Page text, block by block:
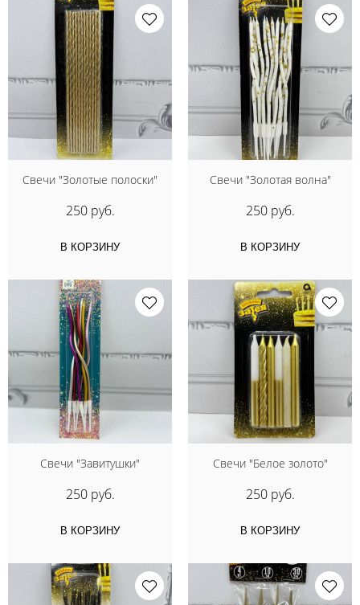
Свечи "Золотые полоски"
250 руб.
В КОРЗИНУ
Свечи "Золотая волна"
250 руб.
В КОРЗИНУ
Свечи "Завитушки"
250 руб.
В КОРЗИНУ
Свечи "Белое золото"
250 руб.
В КОРЗИНУ